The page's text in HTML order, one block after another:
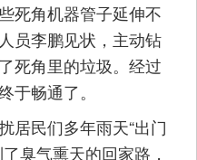
死角机器管子延伸不
员李鹏见状，主动钻
死角里的垃圾。经过
于畅通了。
民们多年雨天“出门
臭气熏天的回家路，